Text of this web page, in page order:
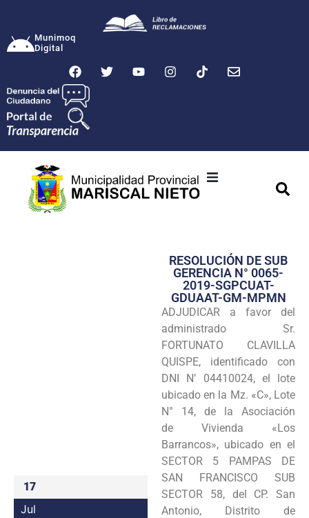
Munimoq
Digital
Transparencia
Seguridad
Programas
Intranet
17
Jul
RESOLUCIÓN DE SUB
GERENCIA N° 0065-
2019-SGPCUAT-
GDUAAT-GM-MPMN
ADJUDICAR a favor del
administrado Sr.
FORTUNATO CLAVILLA
QUISPE, identificado con
DNI N’ 04410024, el lote
ubicado en la Mz. «C», Lote
N° 14, de la Asociación
de Vivienda «Los
Barrancos», ubicado en el
SECTOR 5 PAMPAS DE
SAN FRANCISCO SUB
SECTOR 58, del CP. San
Antonio, Distrito de